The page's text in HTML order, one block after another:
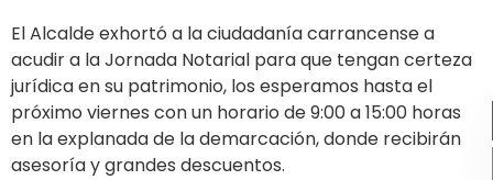
El Alcalde exhortó a la ciudadanía carrancense a
acudir a la Jornada Notarial para que tengan certeza
jurídica en su patrimonio, los esperamos hasta el
próximo viernes con un horario de 9:00 a 15:00 horas
en la explanada de la demarcación, donde recibirán
asesoría y grandes descuentos.